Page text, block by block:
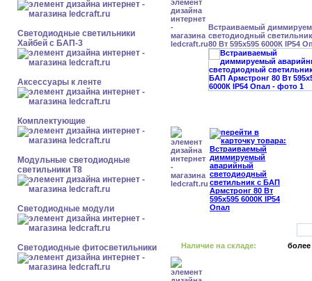
Светодиодные светильники
Хайбей с БАП-3
Аксессуары к ленте
Комплектующие
Модульные светодиодные
светильники Т8
Светодиодные модули
Светодиодные фитосветильники
Встраиваемый
светодиодный
80 Вт 595x595 6000К IP54
Наличие на складе: более